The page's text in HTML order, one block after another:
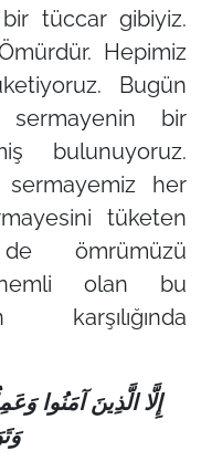
tüccar gibiyiz.
Hepimiz
Bugün
bir
bulunuyoruz.
sermayemiz her
tüketen
ömrümüzü
olan bu
إِلَّا الَّذِينَ آمَنُوا